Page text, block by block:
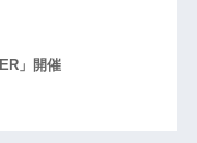
」開催